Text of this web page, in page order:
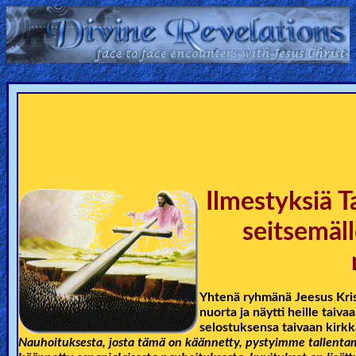
Home:
Search
Site
🎞
Christian
Netflix
Ilmestyksiä
Yhtenä ryhmänä Jeesus
nuorta ja näytti heille
selostuksensa taivaan
Nauhoituksesta, josta tämä on käännetty, pystyimme